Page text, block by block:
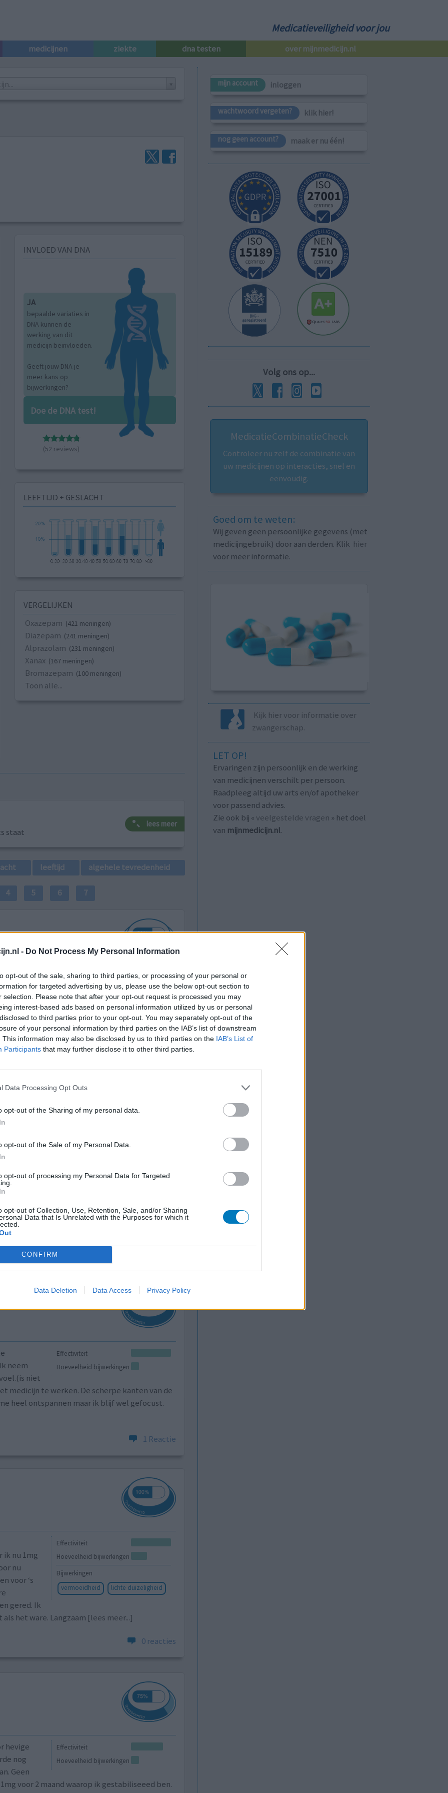
- Do Not Process My Personal Information
opt-out of the sale, sharing to third parties, or processing of your personal or
for targeted advertising by us, please use the below opt-out section to
selection. Please note that after your opt-out request is processed you may
interest-based ads based on personal information utilized by us or personal
to third parties prior to your opt-out. You may separately opt-out of the
of your personal information by third parties on the IAB’s list of downstream
This information may also be disclosed by us to third parties on the IAB’s List of
Participants that may further disclose it to other third parties.
Data Processing Opt Outs
opt-out of the Sharing of my personal data.
opt-out of the Sale of my Personal Data.
opt-out of processing my Personal Data for Targeted
opt-out of Collection, Use, Retention, Sale, and/or Sharing
Data that Is Unrelated with the Purposes for which it
CONFIRM
Data Deletion Data Access Privacy Policy
Medicatieveiligheid voor jou
medicijnen ziekte dna testen over mijnmedicijn.nl
INVLOED VAN DNA
JA
bepaalde variaties in
DNA kunnen de
werking van dit
medicijn beïnvloeden.
Geeft jouw DNA je
meer kans op
bijwerkingen?
Doe de DNA test!
(52 reviews)
LEEFTIJD + GESLACHT
VERGELIJKEN
Oxazepam (421 meningen)
Diazepam (241 meningen)
Alprazolam (231 meningen)
Xanax (167 meningen)
Bromazepam (100 meningen)
Toon alle...
staat
lees meer
leeftijd algehele tevredenheid
4 5 6 7
Effectiviteit
Hoeveelheid bijwerkingen
toen
angst
dat ik
Heeft in het begin van klachten zeker
Hoeveelheid bijwerkingen
alles
wat ik
tong.
Ik ben er mee gestopt het werd te erg
ik krijg het oude merk weer moet er wel voor
0 reacties
Effectiviteit
Hoeveelheid bijwerkingen
neem
niet
medicijn te werken. De scherpe kanten van de
heel ontspannen maar ik blijf wel gefocust.
1 Reactie
Effectiviteit
Hoeveelheid bijwerkingen
Bijwerkingen
vermoeidheid
lichte duizeligheid
ik nu 1mg
nu
voor ‘s
gered. Ik
het ware. Langzaam [lees meer...]
0 reacties
Effectiviteit
Hoeveelheid bijwerkingen
hevige
nog
Geen
voor 2 maand waarop ik gestabiliseeed ben.
mijn account inloggen
wachtwoord vergeten? klik hier!
nog geen account? maak er nu één!
Volg ons op...
MedicatieCombinatieCheck
Controleer nu zelf de combinatie van
uw medicijnen op interacties, snel en
eenvoudig.
Goed om te weten:
Wij geven geen persoonlijke gegevens (met
medicijngebruik) door aan derden. Klik hier
voor meer informatie.
Kijk hier voor informatie over
zwangerschap.
LET OP!
Ervaringen zijn persoonlijk en de werking
van medicijnen verschilt per persoon.
Raadpleeg altijd uw arts en/of apotheker
voor passend advies.
Zie ook bij « veelgestelde vragen » het doel
van mijnmedicijn.nl.